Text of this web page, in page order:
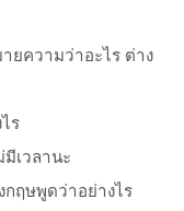
ายความว่าอะไร ต่าง
ร
เวลานะ
กฤษพูดว่าอย่างไร